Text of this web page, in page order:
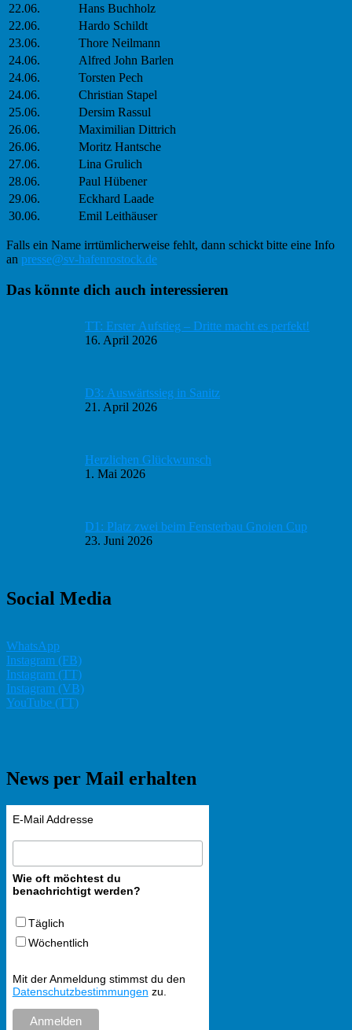
22.06.
Hans Buchholz
22.06.
Hardo Schildt
23.06.
Thore Neilmann
24.06.
Alfred John Barlen
24.06.
Torsten Pech
24.06.
Christian Stapel
25.06.
Dersim Rassul
26.06.
Maximilian Dittrich
26.06.
Moritz Hantsche
27.06.
Lina Grulich
28.06.
Paul Hübener
29.06.
Eckhard Laade
30.06.
Emil Leithäuser
Falls ein Name irrtümlicherweise fehlt, dann schickt bitte eine Info
an presse@sv-hafenrostock.de
Haupt-
Das könnte dich auch interessieren
TT: Erster Aufstieg – Dritte macht es perfekt!
16. April 2026
D3: Auswärtssieg in Sanitz
21. April 2026
Herzlichen Glückwunsch
1. Mai 2026
D1: Platz zwei beim Fensterbau Gnoien Cup
23. Juni 2026
Social Media
WhatsApp
Instagram (FB)
Instagram (TT)
Instagram (VB)
YouTube (TT)
News per Mail erhalten
E-Mail Addresse
Wie oft möchtest du
benachrichtigt werden?
Täglich
Wöchentlich
Mit der Anmeldung stimmst du den
Datenschutzbestimmungen zu.